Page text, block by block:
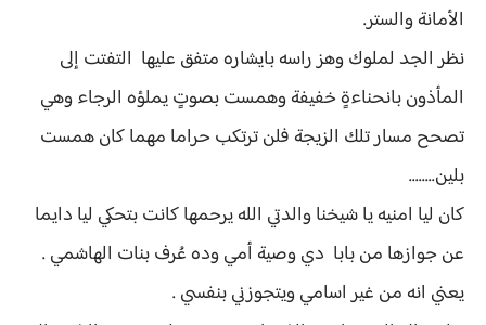
الأمانة والستر.
نظر الجد لملوك وهز راسه بايشاره متفق عليها التفتت إلى
المأذون بانحناءةٍ خفيفة وهمست بصوتٍ يملؤه الرجاء وهي
تصحح مسار تلك الزيجة فلن ترتكب حراما مهما كان همست
بلين........
كان ليا امنيه يا شيخنا والدتي الله يرحمها كانت بتحكي ليا دايما
عن جوازها من بابا دي وصية أمي وده عُرف بنات الهاشمي .
يعني انه من غير اسامي ويتجوزني بنفسي .